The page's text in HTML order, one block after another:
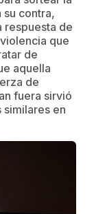
su contra,
respuesta de
que
de
aquella
de
fuera sirvió
en